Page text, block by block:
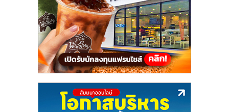
ไชส์,
รวม
แฟ